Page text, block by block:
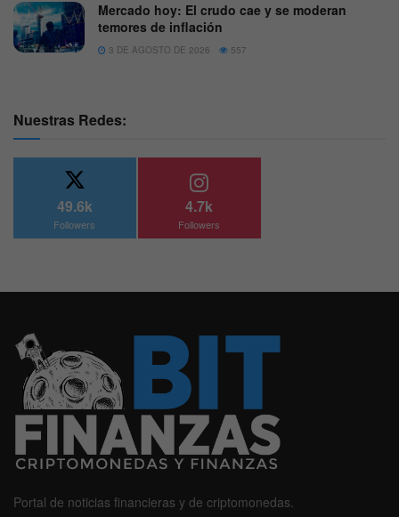
Mercado hoy: El crudo cae y se moderan
temores de inflación
3 DE AGOSTO DE 2026 557
Nuestras Redes:
49.6k
Followers
4.7k
Followers
Portal de noticias financieras y de criptomonedas.